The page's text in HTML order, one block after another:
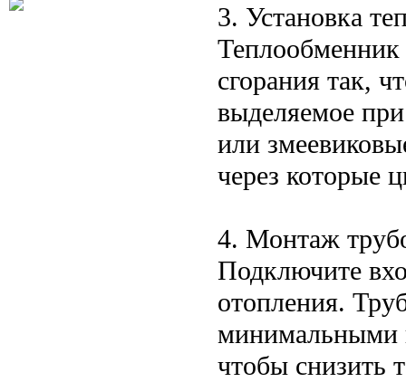
3. Установка
Теплообменник
сгорания так,
выделяемое
или
через которые
4. Монтаж
Подключите
отопления.
минимальными
чтобы снизить